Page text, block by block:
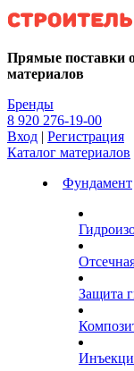
Kg
Прямые поставки
материалов
Бренды
8 920 276-19-00
Вход | Регистрация
Каталог материалов
Фундамент
Защита